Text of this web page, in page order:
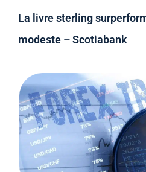
La livre sterling
modeste – Scotiabank